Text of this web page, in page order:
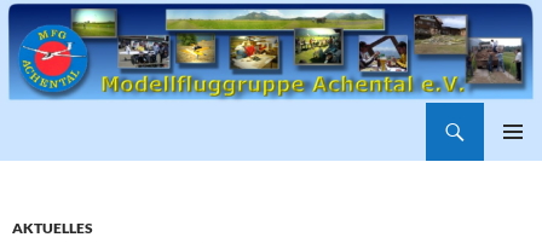
AKTUELLES